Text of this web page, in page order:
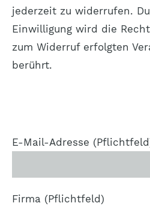
jederzeit zu widerrufen.
Einwilligung wird die
zum Widerruf erfolgten
berührt.
E-Mail-Adresse
Firma (Pflichtfeld)